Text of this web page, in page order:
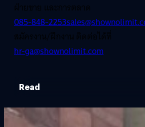
ฝ่ายขาย และการตลาด
085-848-2253
สมัครงาน/ฝึกงาน ติดต่อได้ที่
hr-ga@shownolimit.com
Read